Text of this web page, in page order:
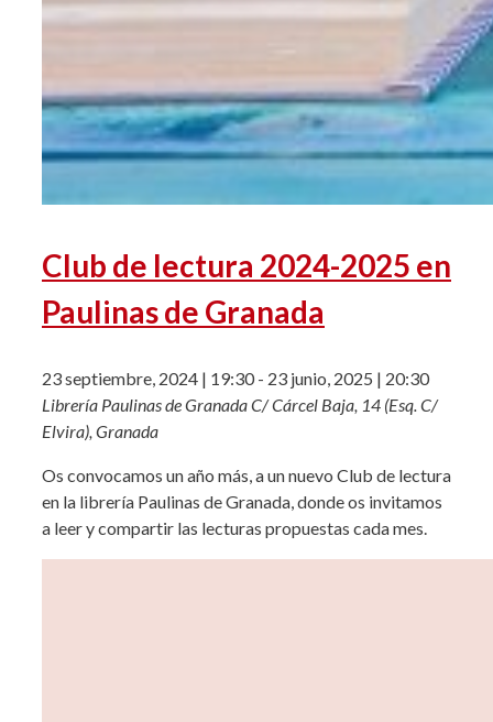
Club de lectura 2024-2025 en
Paulinas de Granada
23 septiembre, 2024 | 19:30- 23 junio, 2025 | 20:30
Librería Paulinas de GranadaC/ Cárcel Baja, 14 (Esq. C/
Elvira), Granada
Os convocamos un año más, a un nuevo Club de lectura
en la librería Paulinas de Granada, donde os invitamos
a leer y compartir las lecturas propuestas cada mes.